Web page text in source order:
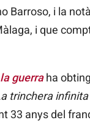
Barroso, i la
i que
guerraha
trinchera infinita
33 anys del